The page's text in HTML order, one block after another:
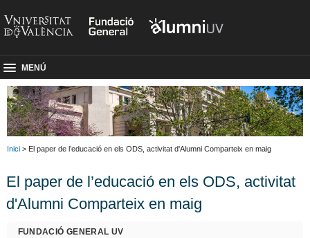
MENÚ
Inici > El paper de l’educació en els ODS, activitat d'Alumni Comparteix en maig
El paper de l’educació en els ODS, activitat
d'Alumni Comparteix en maig
FUNDACIÓ GENERAL UV